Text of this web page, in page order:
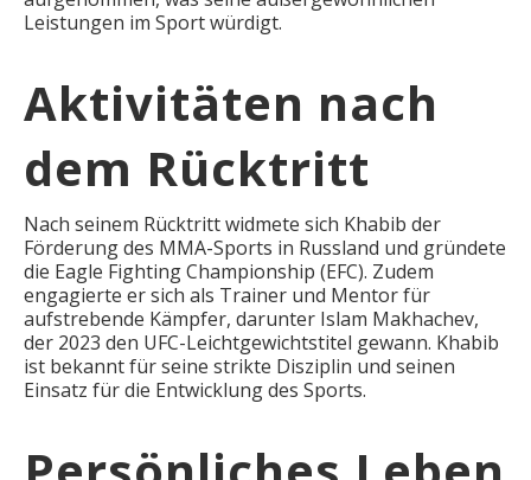
Leistungen im Sport würdigt.
Aktivitäten nach
dem Rücktritt
Nach seinem Rücktritt widmete sich Khabib der
Förderung des MMA-Sports in Russland und gründete
die Eagle Fighting Championship (EFC). Zudem
engagierte er sich als Trainer und Mentor für
aufstrebende Kämpfer, darunter Islam Makhachev,
der 2023 den UFC-Leichtgewichtstitel gewann. Khabib
ist bekannt für seine strikte Disziplin und seinen
Einsatz für die Entwicklung des Sports.